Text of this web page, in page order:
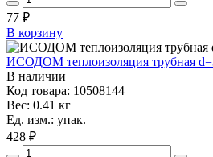
77 ₽
В корзину
ИСОДОМ теплоизоляция трубная
В наличии
Код товара: 10508144
Вес: 0.41 кг
Ед. изм.: упак.
428 ₽